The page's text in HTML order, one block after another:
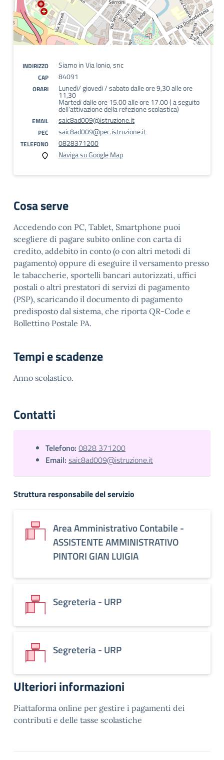
INDIRIZZO Siamo in Via Ionio, snc
CAP 84091
ORARI Lunedì/ giovedì / sabato dalle ore 9,30 alle ore
11,30
Martedì dalle ore 15.00 alle ore 17.00 ( a seguito
dell’attivazione della refezione scolastica)
EMAIL saic8ad009@istruzione.it
PEC saic8ad009@pec.istruzione.it
TELEFONO
0828371200
Naviga su Google Map
Cosa serve
Accedendo con PC, Tablet, Smartphone puoi
scegliere di pagare subito online con carta di
credito, addebito in conto (o con altri metodi di
pagamento) oppure di eseguire il versamento presso
le tabaccherie, sportelli bancari autorizzati, uffici
postali o altri prestatori di servizi di pagamento
(PSP), scaricando il documento di pagamento
predisposto dal sistema, che riporta QR-Code e
Bollettino Postale PA.
Tempi e scadenze
Anno scolastico.
Contatti
Telefono: 0828 371200
Email: saic8ad009@istruzione.it
Struttura responsabile del servizio
Area Amministrativo Contabile -
ASSISTENTE AMMINISTRATIVO
PINTORI GIAN LUIGIA
Segreteria - URP
Segreteria - URP
Ulteriori informazioni
Piattaforma online per gestire i pagamenti dei
contributi e delle tasse scolastiche